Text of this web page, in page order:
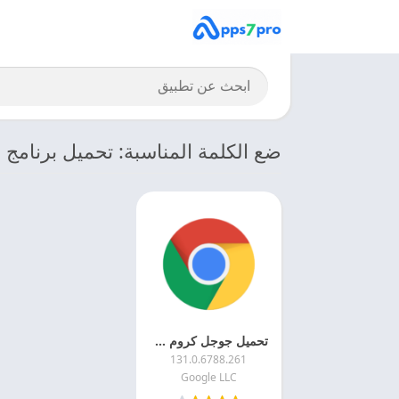
ضع الكلمة المناسبة: تحميل
تحميل جوجل كروم 2025 Google Chrome APK اخر اصدار
131.0.6788.261
Google LLC